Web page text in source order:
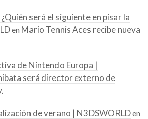
será el siguiente en pisar la
en Mario Tennis Aces recibe nueva
de Nintendo Europa |
será director externo de
de verano | N3DSWORLDen